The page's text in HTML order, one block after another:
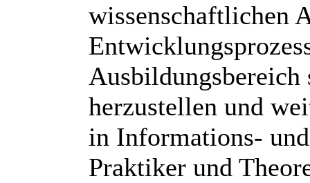
wissenschaftlichen
Ausbildungsbereich
herzustellen und
in Informations-
Praktiker und